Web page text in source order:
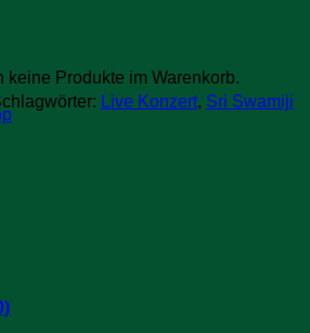
keine Produkte im Warenkorb.
Live Konzert, Sri Swamiji